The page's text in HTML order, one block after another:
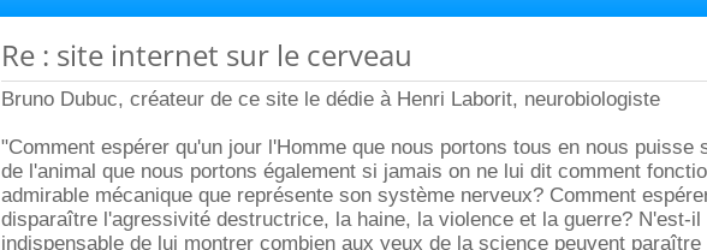
Re : site internet sur le cerveau
Bruno Dubuc, créateur de ce site le dédie à Henri Laborit, neurobiologiste
"Comment espérer qu'un jour l'Homme que nous portons tous en nous puisse
de l'animal que nous portons également si jamais on ne lui dit comment
admirable mécanique que représente son système nerveux? Comment
disparaître l'agressivité destructrice, la haine, la violence et la guerre? N'est-il
indispensable de lui montrer combien aux yeux de la science peuvent paraître